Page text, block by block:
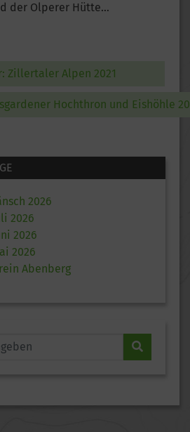
der Olperer Hütte…
Zillertaler Alpen 2021
Hochthron und Eishöhle
2026
2026
2026
2026
Abenberg